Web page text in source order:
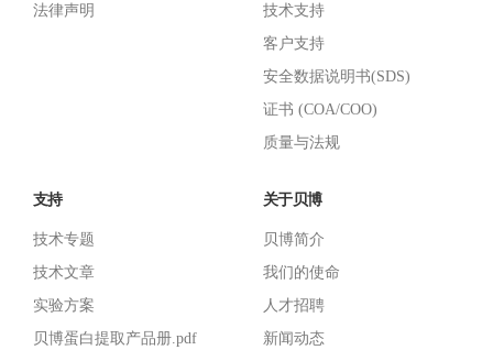
法律声明
技术支持
客户支持
安全数据说明书(SDS)
证书 (COA/COO)
质量与法规
支持
技术专题
技术文章
实验方案
贝博蛋白提取产品册.pdf
关于贝博
贝博简介
我们的使命
人才招聘
新闻动态